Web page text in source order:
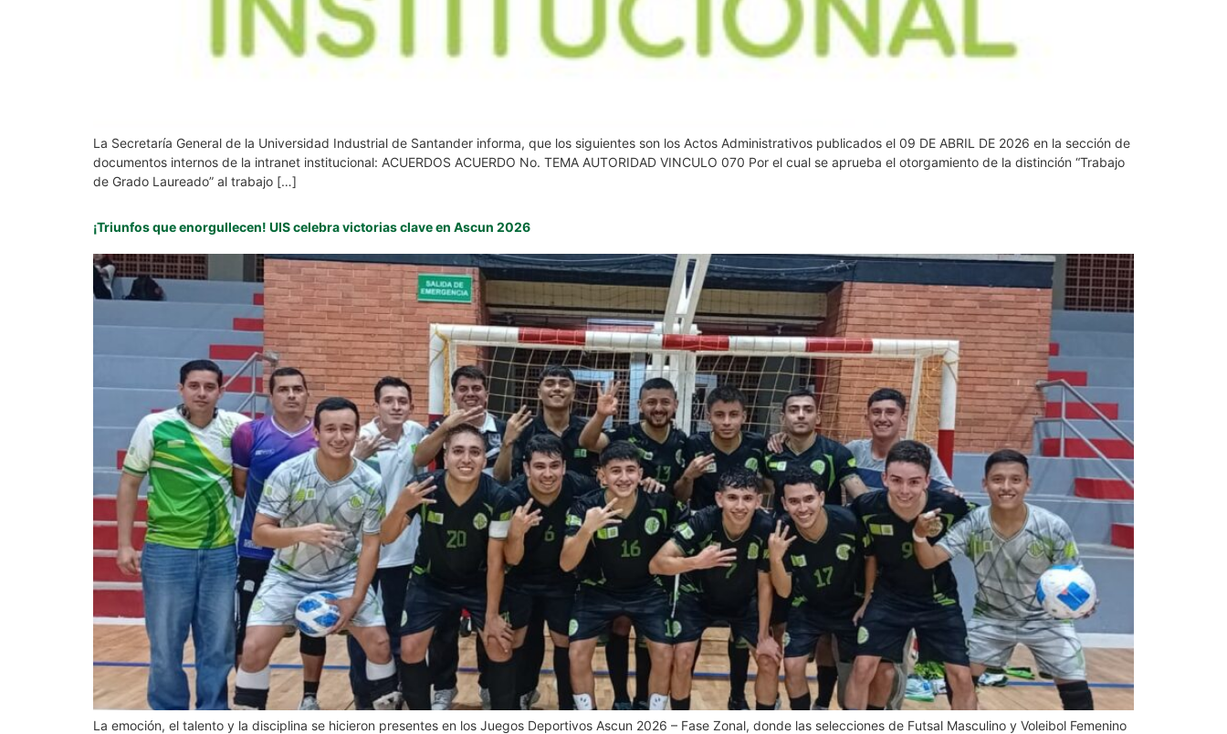
La Secretaría General de la Universidad Industrial de Santander informa, que los siguientes son los Actos Administrativos publicados el 09 DE ABRIL DE 2026 en la sección de
documentos internos de la intranet institucional: ACUERDOS ACUERDO No. TEMA AUTORIDAD VINCULO 070 Por el cual se aprueba el otorgamiento de la distinción “Trabajo
de Grado Laureado” al trabajo […]
¡Triunfos que enorgullecen! UIS celebra victorias clave en Ascun 2026
La emoción, el talento y la disciplina se hicieron presentes en los Juegos Deportivos Ascun 2026 – Fase Zonal, donde las selecciones de Futsal Masculino y Voleibol Femenino